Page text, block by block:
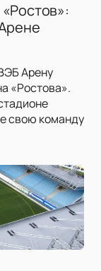
Арену
«Ростова».
свою команду